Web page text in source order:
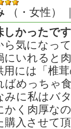
（・女性）
しかったです
ら気になっ
にいれると
用には「椎
ばめっちゃ
みに私はバ
かく肉厚な
購入させて